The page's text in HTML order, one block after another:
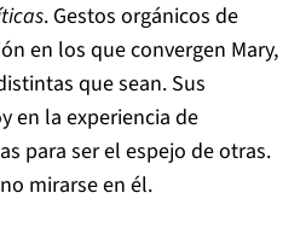
. Gestos orgánicos de
en los que convergen Mary,
que sean. Sus
en la experiencia de
para ser el espejo de otras.
mirarse en él.